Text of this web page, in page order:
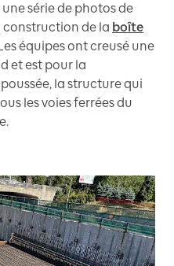
série de photos de
construction de la boîte
équipes ont creusé une
et est pour la
la structure qui
les voies ferrées du